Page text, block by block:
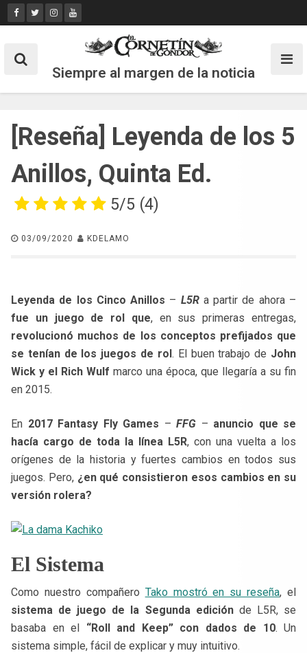
Skip
to
Siempre al margen de la noticia
[Reseña] Leyenda de los 5
Anillos, Quinta Ed.
5/5 (4)
03/09/2020 KDELAMO
Leyenda de los Cinco Anillos – L5R a partir de ahora –
fue un juego de rol que, en sus primeras entregas,
revolucionó muchos de los conceptos prefijados que
se tenían de los juegos de rol. El buen trabajo de John
Wick y el Rich Wulf marco una época, que llegaría a su fin
en 2015.
En 2017 Fantasy Fly Games – FFG – anuncio que se
hacía cargo de toda la línea L5R, con una vuelta a los
orígenes de la historia y fuertes cambios en todos sus
juegos. Pero, ¿en qué consistieron esos cambios en su
versión rolera?
El Sistema
Como nuestro compañero Tako mostró en su reseña, el
sistema de juego de la Segunda ediciónde L5R, se
basaba en el “Roll and Keep” con dados de 10. Un
sistema simple, fácil de explicar y muy intuitivo.